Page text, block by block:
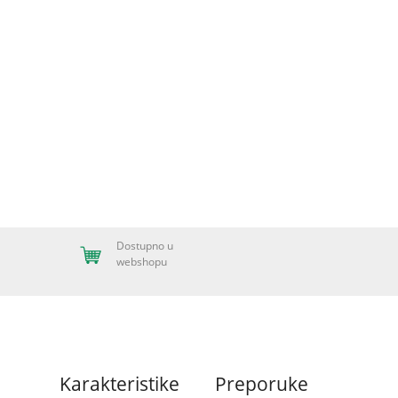
Dostupno u
webshopu
Karakteristike Preporuke